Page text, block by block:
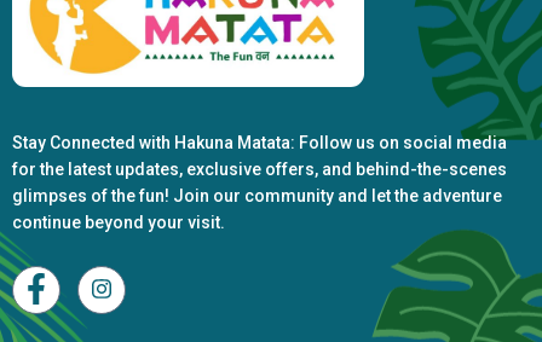
Stay Connected with Hakuna Matata: Follow us on social media
for the latest updates, exclusive offers, and behind-the-scenes
glimpses of the fun! Join our community and let the adventure
continue beyond your visit.